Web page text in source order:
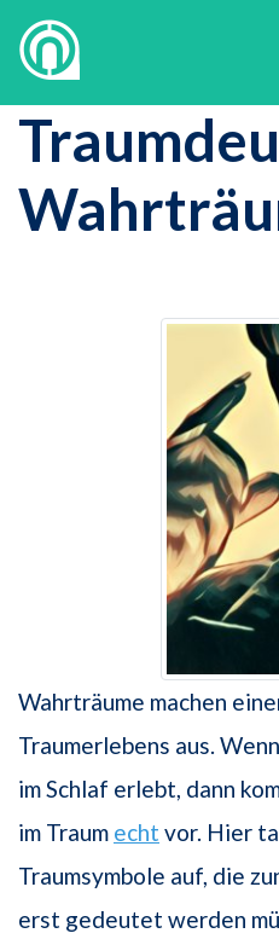
Wahrträume machen
Traumerlebens aus.
im Schlaf erlebt, dann
im Traum echt vor. Hier
Traumsymbole auf, die
erst gedeutet werden